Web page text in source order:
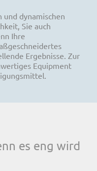
dynamischen
Sie auch
Ihre
Ergebnisse. Zur
Equipment
es eng wird